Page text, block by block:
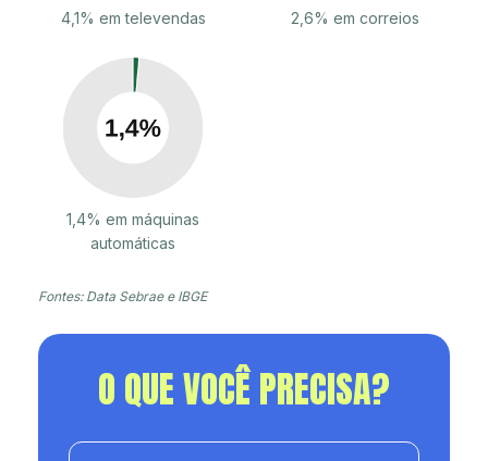
4,1% em televendas 2,6% em correios
1,4% em máquinas
automáticas
Fontes: Data Sebrae e IBGE
O QUE VOCÊ PRECISA?